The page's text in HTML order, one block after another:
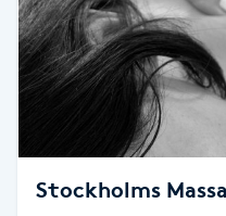
Brynfärgning
Stockholms